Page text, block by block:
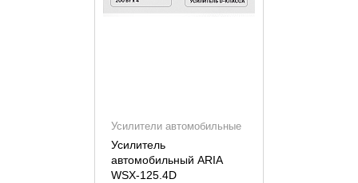
Усилители автомобильные
Усилитель
автомобильный ARIA
WSX-125.4D